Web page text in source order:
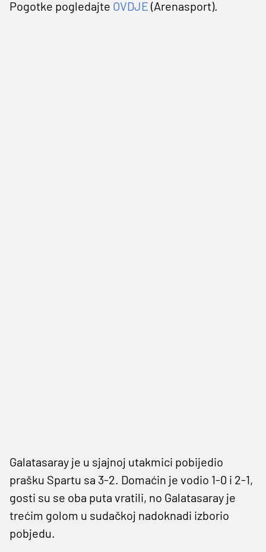
Pogotke pogledajte OVDJE (Arenasport).
Galatasaray je u sjajnoj utakmici pobijedio
prašku Spartu sa 3-2. Domaćin je vodio 1-0 i 2-1,
gosti su se oba puta vratili, no Galatasaray je
trećim golom u sudačkoj nadoknadi izborio
pobjedu.